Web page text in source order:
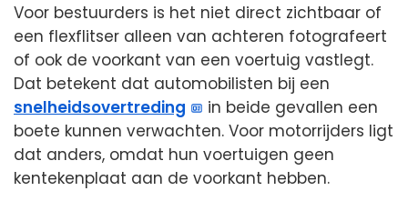
Voor bestuurders is het niet direct zichtbaar of
een flexflitser alleen van achteren fotografeert
of ook de voorkant van een voertuig vastlegt.
Dat betekent dat automobilisten bij een
snelheidsovertreding
in beide gevallen een
boete kunnen verwachten. Voor motorrijders ligt
dat anders, omdat hun voertuigen geen
kentekenplaat aan de voorkant hebben.